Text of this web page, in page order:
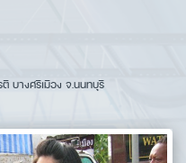
บางศรีเมือง จ.นนทบุรี